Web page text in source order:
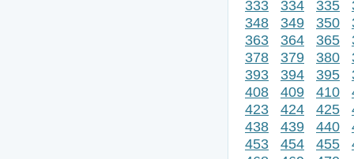
333
334 335
348
349 350
363
364 365
378
379 380
393
394 395
408
409 410
423
424 425
438
439 440
453
454 455